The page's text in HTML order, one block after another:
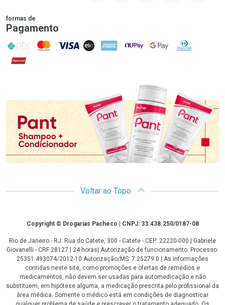
formas de
Pagamento
PIX MasterCard
VISA ELO AMEX NuPay Google PayDiners Club
Hipercard
Promoção em Destaque
Voltar ao Topo
CopyrightCopyright © Drogarias Pacheco | CNPJ: 33.438.250/0187-08
Rio de Janeiro - RJ: Rua do Catete, 300 - Catete - CEP: 22220-000 | Gabriele
Giovanelli - CRF 28127 | 24 horas| Autorização de funcionamento: Processo:
25351.493074/2012-10 Autorização/MS: 7.25279.0 | As informações
contidas neste site, como promoções e ofertas de remédios e
medicamentos, não devem ser usadas para automedicação e não
substituem, em hipótese alguma, a medicação prescrita pelo profissional da
área médica. Somente o médico está em condições de diagnosticar